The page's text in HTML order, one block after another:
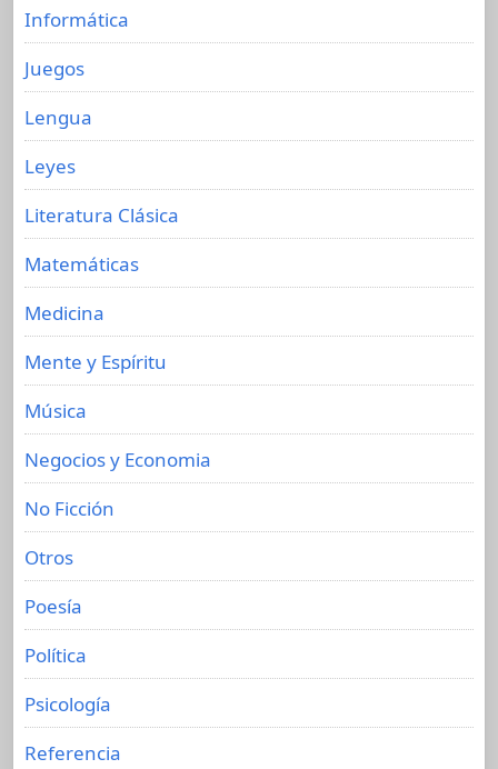
Informática
Juegos
Lengua
Leyes
Literatura Clásica
Matemáticas
Medicina
Mente y Espíritu
Música
Negocios y Economia
No Ficción
Otros
Poesía
Política
Psicología
Referencia